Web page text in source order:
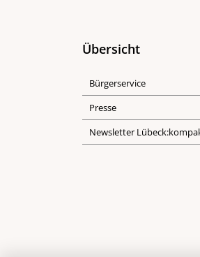
Übersicht
Bürgerservice
Presse
Newsletter